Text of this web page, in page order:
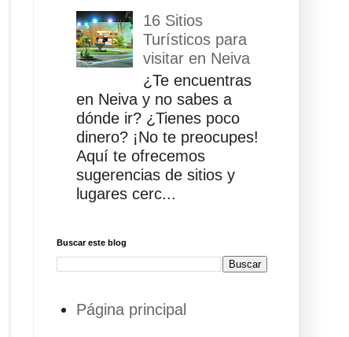
16 Sitios
Turísticos para
visitar en Neiva
¿Te encuentras
en Neiva y no sabes a
dónde ir? ¿Tienes poco
dinero? ¡No te preocupes!
Aquí te ofrecemos
sugerencias de sitios y
lugares cerc...
Buscar este blog
Página principal